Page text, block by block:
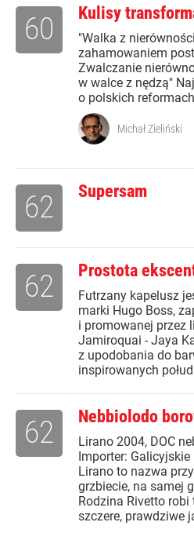
Kulisy
"Walka z
zahamowaniem
Zwalczanie
w walce z nędzą"
o polskich
60
Michał Zieliński
Supersam
62
Prostota
Futrzany kapelusz
marki Hugo Boss,
i promowanej przez
Jamiroquai - Jaya
z upodobania do
inspirowanych
62
Nebbiolodo
Lirano 2004, DOC
Importer: Galicyjskie
Lirano to nazwa
grzbiecie, na samej
Rodzina Rivetto
szczere, prawdziwe
62